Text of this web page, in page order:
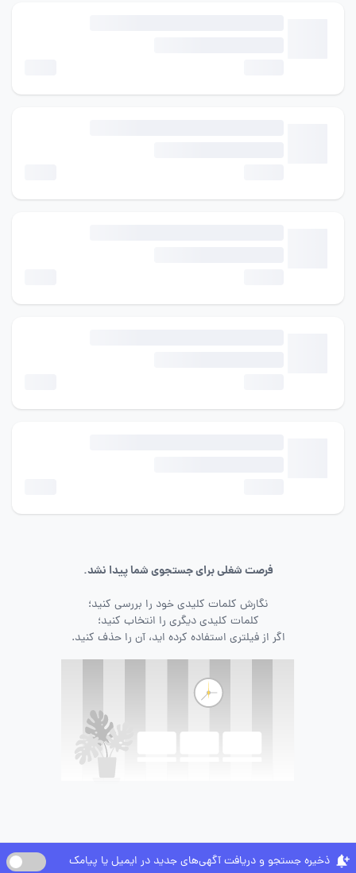
فرصت شغلی برای جستجوی شما پیدا نشد.
نگارش کلمات کلیدی خود را بررسی کنید؛
کلمات کلیدی دیگری را انتخاب کنید؛
اگر از فیلتری استفاده کرده اید، آن را حذف کنید.
ذخیره جستجو و دریافت آگهی‌های جدید در ایمیل یا پیامک